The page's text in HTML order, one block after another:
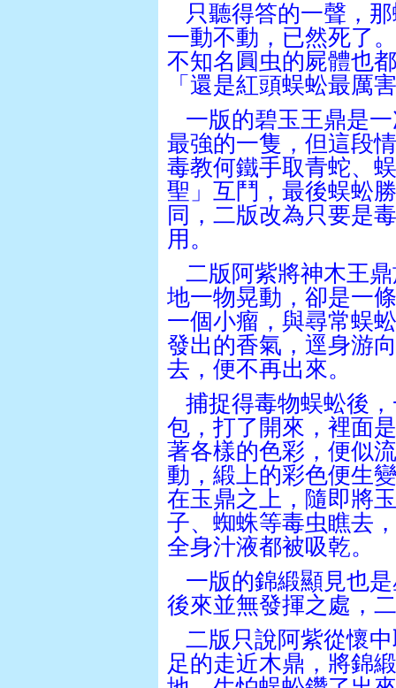
只聽得答的一聲，
一動不動，已然死了
不知名圓虫的屍體也
「還是紅頭蜈蚣最厲
一版的碧玉王鼎是
最強的一隻， 但這段
毒教何鐵手取青蛇、
聖」互鬥，最後蜈蚣
同， 二版改為只要是
用。
二版阿紫將神木王
地一物晃動，卻是一
一個小瘤，與尋常蜈
發出的香氣，逕身游
去，便不再出來。
捕捉得毒物蜈蚣後
包，打了開來，裡面
著各樣的色彩，便似
動，緞上的彩色便生
在玉鼎之上，隨即將
子、蜘蛛等毒虫瞧去
全身汁液都被吸乾。
一版的錦緞顯見也
後來並無發揮之處，
二版只說阿紫從懷
足的走近木鼎，將錦